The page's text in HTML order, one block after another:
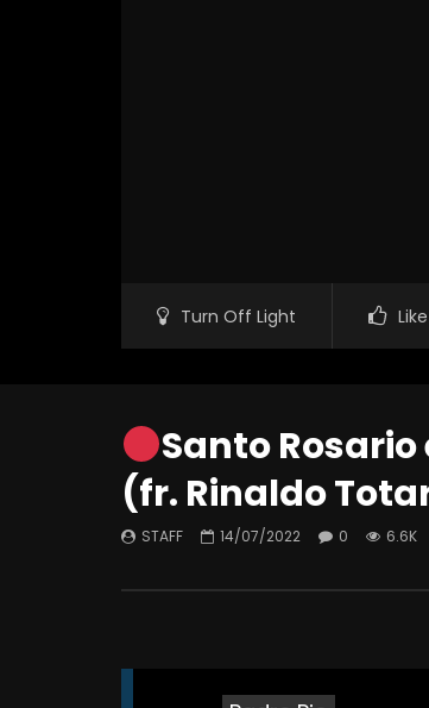
Turn Off Light Like
Santo Rosario
(fr. Rinaldo
STAFF 14/07/2022 0 6.6K